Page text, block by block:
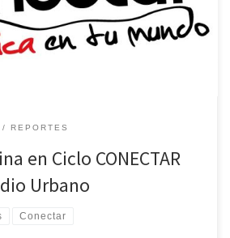
REPORTES
en Ciclo CONECTAR
Urbano
Conectar